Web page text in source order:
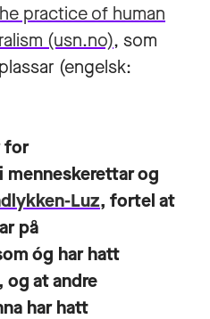
practice of human
(usn.no), som
(engelsk:
for
og
Luz, fortel at
på
óg har hatt
og at andre
har hatt